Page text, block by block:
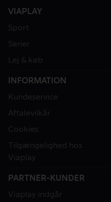
VIAPLAY
Sport
Serier
Lej & køb
INFORMATION
Kundeservice
Aftalevilkår
Cookies
Tilgængelighed hos
Viaplay
PARTNER-KUNDER
Viaplay indgår